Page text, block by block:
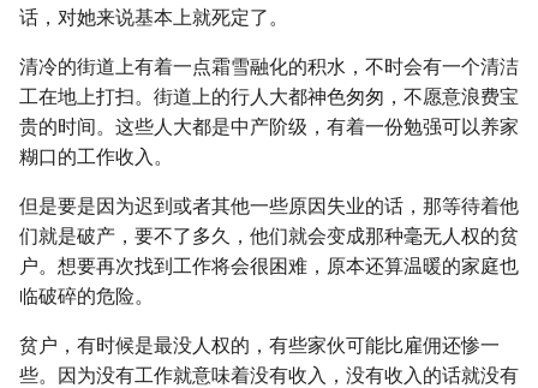
话，对她来说基本上就死定了。
清冷的街道上有着一点霜雪融化的积水，不时会有一个清洁
工在地上打扫。街道上的行人大都神色匆匆，不愿意浪费宝
贵的时间。这些人大都是中产阶级，有着一份勉强可以养家
糊口的工作收入。
但是要是因为迟到或者其他一些原因失业的话，那等待着他
们就是破产，要不了多久，他们就会变成那种毫无人权的贫
户。想要再次找到工作将会很困难，原本还算温暖的家庭也
临破碎的危险。
贫户，有时候是最没人权的，有些家伙可能比雇佣还惨一
些。因为没有工作就意味着没有收入，没有收入的话就没有